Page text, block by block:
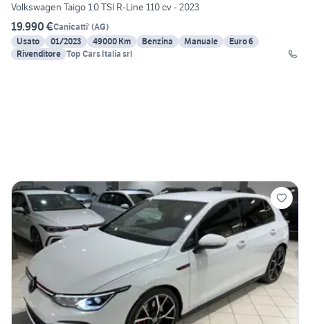
Volkswagen Taigo 1.0 TSI R-Line 110 cv - 2023
19.990 €Canicatti' (AG)
Usato
01/2023 49000 Km Benzina Manuale
Euro 6
Rivenditore Top Cars Italia srl